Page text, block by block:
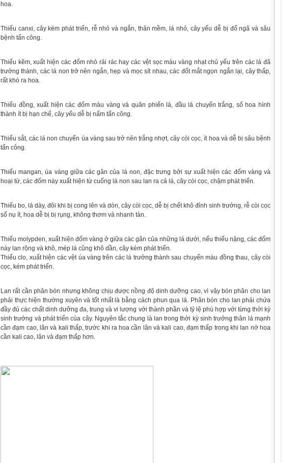
hoa.
Thiếu canxi, cây kém phát triển, rễ nhỏ và ngắn, thân mềm, lá nhỏ, cây yếu dễ bị đổ ngã và sâu
bệnh tấn công.
Thiếu kẽm, xuất hiện các đốm nhỏ rải rác hay các vệt sọc màu vàng nhạt chủ yếu trên các lá đã
trưởng thành, các lá non trở nên ngắn, hẹp và mọc sít nhau, các đốt mắt ngọn ngắn lại, cây thấp,
rất khó ra hoa.
Thiếu đồng, xuất hiện các đốm màu vàng và quăn phiến lá, đầu lá chuyển trắng, số hoa hình
thành ít bị hạn chế, cây yếu dễ bị nấm tấn công.
Thiếu sắt, các lá non chuyển úa vàng sau trở nên trắng nhợt, cây còi cọc, ít hoa và dễ bị sâu bệnh
tấn công.
Thiếu mangan, úa vàng giữa các gân của lá non, đặc trưng bởi sự xuất hiện các đốm vàng và
hoại tử, các đốm này xuất hiện từ cuống lá non sau lan ra cả lá, cây còi cọc, chậm phát triển.
Thiếu bo, lá dày, đôi khi bị cong lên và dòn, cây còi cọc, dễ bị chết khô đỉnh sinh trưởng, rễ còi cọc
số nụ ít, hoa dễ bị bị rụng, không thơm và nhanh tàn.
Thiếu molypden, xuất hiện đốm vàng ở giữa các gân của những lá dưới, nếu thiếu nặng, các đốm
này lan rộng và khô, mép lá cũng khô dần, cây kém phát triển.
Thiếu clo, xuất hiện các vệt úa vàng trên các lá trưởng thành sau chuyển màu đồng thau, cây còi
cọc, kém phát triển.
Lan rất cần phân bón nhưng không chịu được nồng độ dinh dưỡng cao, vì vậy bón phân cho lan
phải thực hiện thường xuyên và tốt nhất là bằng cách phun qua lá. Phân bón cho lan phải chứa
đầy đủ các chất dinh dưỡng đa, trung và vi lượng với thành phần và tỷ lệ phù hợp với từng thời kỳ
sinh trưởng và phát triển của cây. Nguyên tắc chung là lan trong thời kỳ sinh trưởng thân lá mạnh
cần đạm cao, lân và kali thấp, trước khi ra hoa cần lân và kali cao, đạm thấp trong khi lan nở hoa
cần kali cao, lân và đạm thấp hơn.